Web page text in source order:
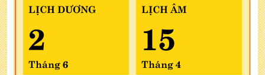
LỊCH DƯƠNG
2
Tháng 6
LỊCH ÂM
15
Tháng 4